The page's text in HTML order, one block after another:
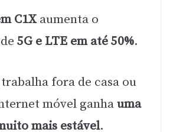
C1Xaumenta o
5G e LTE em até 50%.
fora de casa ou
móvel ganhauma
mais estável.